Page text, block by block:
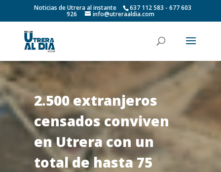
Noticias de Utrera al instante 637 112 583 - 677 603
926 info@utreraaldia.com
2.500 extranjeros
censados conviven
en Utrera con un
total de hasta 75